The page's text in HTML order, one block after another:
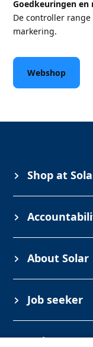
Goedkeuringen
De controller range
markering.
Webshop
Shop at
About Solar
Job seeker
Industry